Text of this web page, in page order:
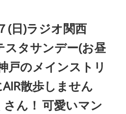
(日)ラジオ関西
スタサンデー(お昼
戸のメインストリ
散歩しません
ん！ 可愛いマン